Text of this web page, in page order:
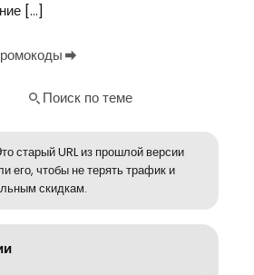
[…]
Поиск по теме
старый URL из прошлой версии
его, чтобы не терять трафик и
скидкам.